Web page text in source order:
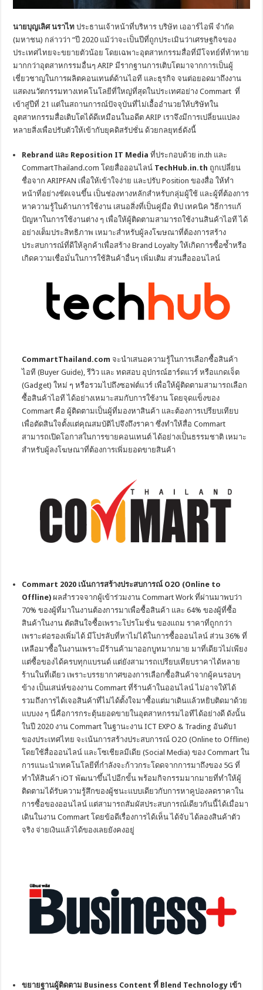
นายบุญเลิศ นราไทประธานเจ้าหน้าที่บริหาร บริษัท เออาร์ไอพี จำกัด
(มหาชน) กล่าวว่า “ปี 2020 แม้ว่าจะเป็นปีที่ถูกประเมินว่าเศรษฐกิจของ
ประเทศไทยจะขยายตัวน้อย โดยเฉพาะอุตสาหกรรมสื่อที่มีโจทย์ที่ท้าทาย
มากกว่าอุตสาหกรรมอื่นๆ ARIP มีรากฐานการเติบโตมาจากการเป็นผู้
เชี่ยวชาญในการผลิตคอนเทนต์ด้านไอที และธุรกิจ จนต่อยอดมาถึงงาน
แสดงนวัตกรรมทางเทคโนโลยีที่ใหญ่ที่สุดในประเทศอย่าง Commart ที่
เข้าสู่ปีที่ 21 แต่ในสถานการณ์ปัจจุบันที่ไม่เอื้ออำนวยให้บริษัทใน
อุตสาหกรรมสื่อเติบโตได้ดีเหมือนในอดีต ARIP เราจึงมีการเปลี่ยนแปลง
หลายสิ่งเพื่อปรับตัวให้เข้ากับยุคดิสรัปชั่น ด้วยกลยุทธ์ดังนี้
Rebrand และ Reposition IT Mediaที่ประกอบด้วย in.th และ
CommartThailand.com โดยสื่อออนไลน์ TechHub.in.th ถูกเปลี่ยน
ชื่อจาก ARIPFAN เพื่อให้เข้าใจง่าย และปรับ Position ของสื่อ ให้ทำ
หน้าที่อย่างชัดเจนขึ้น เป็นช่องทางหลักสำหรับกลุ่มผู้ใช้ และผู้ที่ต้องการ
หาความรู้ในด้านการใช้งาน เสนอสิ่งที่เป็นคู่มือ ทิป เทคนิค วิธีการแก้
ปัญหาในการใช้งานต่าง ๆ เพื่อให้ผู้ติดตามสามารถใช้งานสินค้าไอที ได้
อย่างเต็มประสิทธิภาพ เหมาะสำหรับผู้ลงโฆษณาที่ต้องการสร้าง
ประสบการณ์ที่ดีให้ลูกค้าเพื่อสร้าง Brand Loyalty ให้เกิดการซื้อซ้ำหรือ
เกิดความเชื่อมั่นในการใช้สินค้าอื่นๆ เพิ่มเติม ส่วนสื่อออนไลน์
CommartThailand.com จะนำเสนอความรู้ในการเลือกซื้อสินค้า
ไอที (Buyer Guide), รีวิว และ ทดสอบ อุปกรณ์ฮาร์ดแวร์ หรือแกดเจ็ต
(Gadget) ใหม่ ๆ หรือรวมไปถึงซอฟต์แวร์ เพื่อให้ผู้ติดตามสามารถเลือก
ซื้อสินค้าไอที ได้อย่างเหมาะสมกับการใช้งาน โดยจุดแข็งของ
Commart คือ ผู้ติดตามเป็นผู้ที่มองหาสินค้า และต้องการเปรียบเทียบ
เพื่อตัดสินใจตั้งแต่คุณสมบัติไปจึงถึงราคา ซึ่งทำให้สื่อ Commart
สามารถเปิดโอกาสในการขายคอนเทนต์ ได้อย่างเป็นธรรมชาติ เหมาะ
สำหรับผู้ลงโฆษณาที่ต้องการเพิ่มยอดขายสินค้า
Commart 2020 เน้นการสร้างประสบการณ์ O2O (Online to
Offline)ผลสำรวจจากผู้เข้าร่วมงาน Commart Work ที่ผ่านมาพบว่า
70% ของผู้ที่มาในงานต้องการมาเพื่อซื้อสินค้า และ 64% ของผู้ที่ซื้อ
สินค้าในงาน ตัดสินใจซื้อเพราะโปรโมชั่น ของแถม ราคาที่ถูกกว่า
เพราะต่อรองเพิ่มได้ มีโปรลับที่หาไม่ได้ในการซื้อออนไลน์ ส่วน 36% ที่
เหลือมาซื้อในงานเพราะมีร้านค้ามาออกบูทมากมาย มาที่เดียวไม่เพียง
แต่ซื้อของได้ครบทุกแบรนด์ แต่ยังสามารถเปรียบเทียบราคาได้หลาย
ร้านในที่เดียว เพราะบรรยากาศของการเลือกซื้อสินค้าจากผู้คนรอบๆ
ข้าง เป็นเสน่ห์ของงาน Commart ที่ร้านค้าในออนไลน์ ไม่อาจให้ได้
รวมถึงการได้เจอสินค้าที่ไม่ได้ตั้งใจมาซื้อแต่มาเดินแล้วหยิบติดมาด้วย
แบบงง ๆ นี่คือการกระตุ้นยอดขายในอุตสาหกรรมไอทีได้อย่างดี ดังนั้น
ในปี 2020 งาน Commart ในฐานะงาน ICT EXPO & Trading อันดับ1
ของประเทศไทย จะเน้นการสร้างประสบการณ์ O2O (Online to Offline)
โดยใช้สื่อออนไลน์ และโซเชียลมีเดีย (Social Media) ของ Commart ใน
การแนะนำเทคโนโลยีที่กำลังจะก้าวกระโดดจากการมาถึงของ 5G ที่
ทำให้สินค้า iOT พัฒนาขึ้นไปอีกขั้น พร้อมกิจกรรมมากมายที่ทำให้ผู้
ติดตามได้รับความรู้สึกของผู้ชนะแบบเดียวกับการหาคูปองลดราคาใน
การซื้อของออนไลน์ แต่สามารถสัมผัสประสบการณ์เดียวกันนี้ได้เมื่อมา
เดินในงาน Commart โดยข้อดีเรื่องการได้เห็น ได้จับ ได้ลองสินค้าตัว
จริง จ่ายเงินแล้วได้ของเลยยังคงอยู่
ขยายฐานผู้ติดตาม Business Content ที่ Blend Technology เข้า